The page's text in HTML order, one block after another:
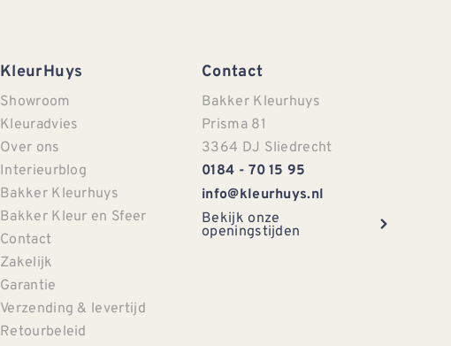
KleurHuys
Showroom
Kleuradvies
Over ons
Interieurblog
Bakker Kleurhuys
Bakker Kleur en Sfeer
Contact
Zakelijk
Garantie
Verzending & levertijd
Retourbeleid
Contact
Bakker Kleurhuys
Prisma 81
3364 DJ Sliedrecht
0184 - 70 15 95
info@kleurhuys.nl
Bekijk onze
openingstijden